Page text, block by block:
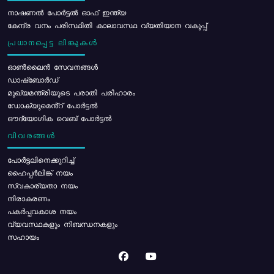
നാഷണൽ പോർട്ടൽ ഓഫ് ഇന്ത്യ
കേന്ദ്ര വനം പരിസ്ഥിതി കാലാവസ്ഥ വ്യതിയാന വകുപ്പ്
പ്രധാനപ്പെട്ട ലിങ്കുകൾ
ഓൺലൈൻ സേവനങ്ങൾ
ഡാഷ്ബോർഡ്
മുഖ്യമന്ത്രിയുടെ പരാതി പരിഹാരം
ഡോക്യുമെൻ്റ് പോർട്ടൽ
ഔദ്യോഗിക വെബ് പോർട്ടൽ
വിവരങ്ങൾ
പോര്‍ട്ടലിനെക്കുറിച്ച്
ഹൈപ്പർലിങ്ക് നയം
സ്വകാര്യതാ നയം
നിരാകരണം
പകർപ്പവകാശ നയം
വ്യവസ്ഥകളും നിബന്ധനകളും
സഹായം